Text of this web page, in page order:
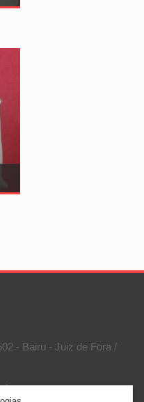
- Bairu - Juiz de Fora /